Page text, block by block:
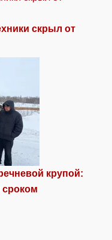
скрыл от
крупой: